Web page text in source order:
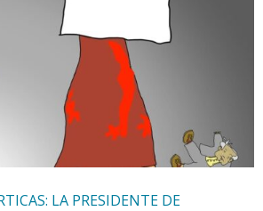
LA PRESIDENTE DE